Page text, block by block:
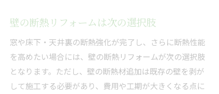
壁の断熱リフォームは次の選択肢
窓や床下・天井裏の断熱強化が完了し、さらに断熱性能
を高めたい場合には、壁の断熱リフォームが次の選択肢
となります。ただし、壁の断熱材追加は既存の壁を剥が
して施工する必要があり、費用や工期が大きくなる点に